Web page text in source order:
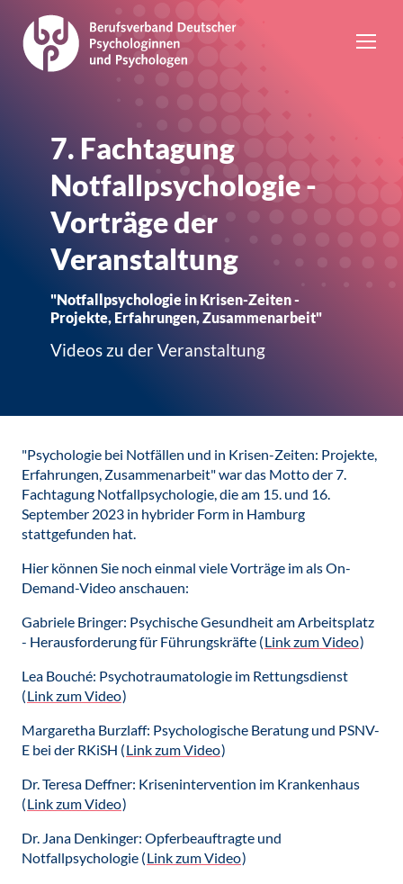
7. Fachtagung
Notfallpsychologie -
Vorträge der
Veranstaltung
"Notfallpsychologie in Krisen-Zeiten -
Projekte, Erfahrungen, Zusammenarbeit"
Videos zu der Veranstaltung
"Psychologie bei Notfällen und in Krisen-Zeiten: Projekte,
Erfahrungen, Zusammenarbeit" war das Motto der 7.
Fachtagung Notfallpsychologie, die am 15. und 16.
September 2023 in hybrider Form in Hamburg
stattgefunden hat.
Hier können Sie noch einmal viele Vorträge im als On-
Demand-Video anschauen:
Gabriele Bringer: Psychische Gesundheit am Arbeitsplatz
- Herausforderung für Führungskräfte (Link zum Video)
Lea Bouché: Psychotraumatologie im Rettungsdienst
(Link zum Video)
Margaretha Burzlaff: Psychologische Beratung und PSNV-
E bei der RKiSH (Link zum Video)
Dr. Teresa Deffner: Krisenintervention im Krankenhaus
(Link zum Video)
Dr. Jana Denkinger: Opferbeauftragte und
Notfallpsychologie (Link zum Video)